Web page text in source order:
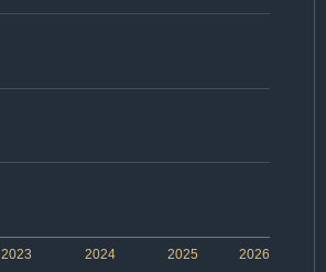
2024 2026
2023 2025